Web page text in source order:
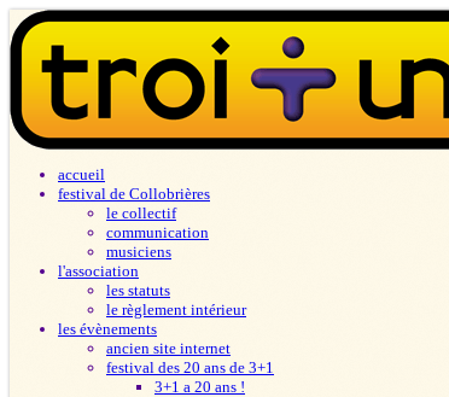
accueil
festival de Collobrières
le collectif
communication
musiciens
l'association
les statuts
le règlement intérieur
les évènements
ancien site internet
festival des 20 ans de 3+1
3+1 a 20 ans !